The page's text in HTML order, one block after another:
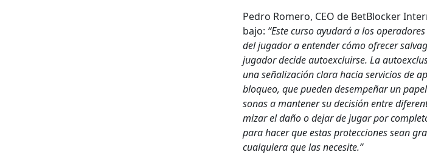
Pedro Romero, CEO de Bet­Block­er
ba­jo: “Este cur­so ayu­dará a los
del jugador a enten­der cómo ofre­cer
jugador decide autoex­cluirse. La
una señal­ización clara hacia ser­vi­cios de
blo­queo, que pueden desem­peñar un
sonas a man­ten­er su decisión entre
mizar el daño o dejar de jugar por
para hac­er que estas pro­tec­ciones sean
cualquiera que las nece­site.”